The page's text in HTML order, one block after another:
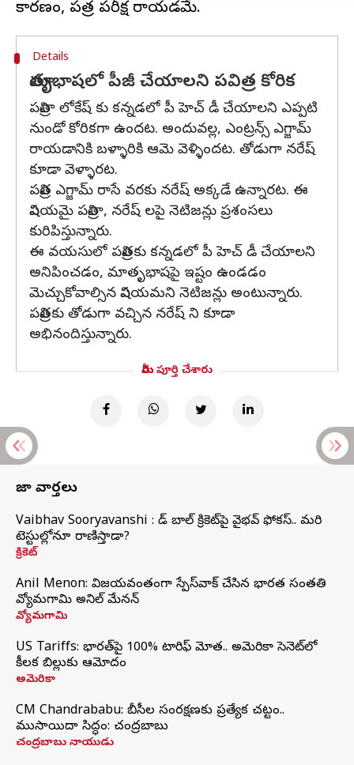
Details
మాతృభాషలో పీజీ చేయాలని పవిత్ర కోరిక
పవిత్రా లోకేష్ కు కన్నడలో పీ హెచ్ డీ చేయాలని ఎప్పటి
నుండో కోరికగా ఉందట. అందువల్ల, ఎంట్రన్స్ ఎగ్జామ్
రాయడానికి బళ్ళారికి ఆమె వెళ్ళిందట. తోడుగా నరేష్
కూడా వెళ్ళారట.
పవిత్ర ఎగ్జామ్ రాసే వరకు నరేష్ అక్కడే ఉన్నారట. ఈ
విషయమై పవిత్రా, నరేష్ లపై నెటిజన్లు ప్రశంసలు
కురిపిస్తున్నారు.
ఈ వయసులో పవిత్రకు కన్నడలో పీ హెచ్ డీ చేయాలని
అనిపించడం, మాతృభాషపై ఇష్టం ఉండడం
మెచ్చుకోవాల్సిన విషయమని నెటిజన్లు అంటున్నారు.
పవిత్రకు తోడుగా వచ్చిన నరేష్ ని కూడా
అభినందిస్తున్నారు.
మీరు పూర్తి చేశారు
తాజా వార్తలు
Vaibhav Sooryavanshi : రెడ్ బాల్ క్రికెట్‌పై వైభవ్ ఫోకస్.. మరి
టెస్టుల్లోనూ రాణిస్తాడా?
క్రికెట్
Anil Menon: విజయవంతంగా స్పేస్‌వాక్‌ చేసిన భారత సంతతి
వ్యోమగామి అనిల్‌ మేనన్
వ్యోమగామి
US Tariffs: భారత్‌పై 100% టారిఫ్‌ మోత.. అమెరికా సెనెట్‌లో
కీలక బిల్లుకు ఆమోదం
అమెరికా
CM Chandrababu: బీసీల సంరక్షణకు ప్రత్యేక చట్టం..
ముసాయిదా సిద్ధం: చంద్రబాబు
చంద్రబాబు నాయుడు